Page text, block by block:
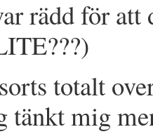
rädd för
totalt
mig